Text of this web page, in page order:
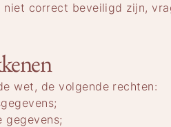
correct beveiligd zijn,
wet, de volgende rechten:
gegevens;